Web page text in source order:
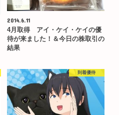
2014.6.11
4月取得 アイ・ケイ・ケイの優
待が来ました！＆今日の株取引の
結果
到着優待